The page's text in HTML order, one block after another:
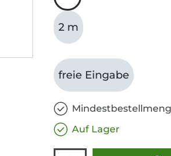
2 m
freie Eingabe
Auf Lager